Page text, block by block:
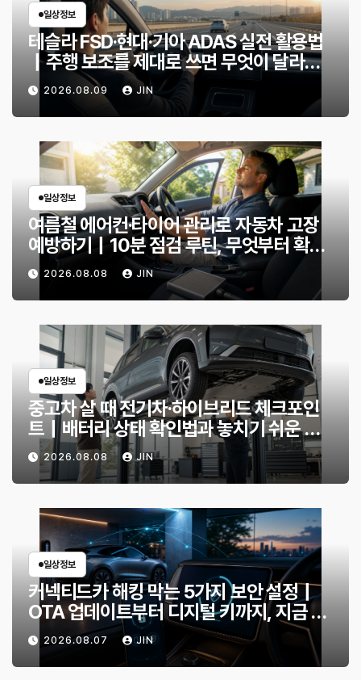
일상정보
테슬라 FSD·현대·기아 ADAS 실전 활용법
｜주행 보조를 제대로 쓰면 무엇이 달라질
까?2026.08.09 JIN
일상정보
여름철 에어컨·타이어 관리로 자동차 고장
예방하기｜10분 점검 루틴, 무엇부터 확인
할까?
2026.08.08 JIN
일상정보
중고차 살 때 전기차·하이브리드 체크포인
트｜배터리 상태 확인법과 놓치기 쉬운 위
험 신호
2026.08.08 JIN
일상정보
커넥티드카 해킹 막는 5가지 보안 설정｜
OTA 업데이트부터 디지털 키까지, 지금 확
인할 것은?
2026.08.07 JIN